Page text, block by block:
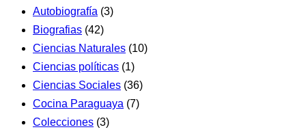
Autobiografía (3)
Biografias (42)
Ciencias Naturales (10)
Ciencias políticas (1)
Ciencias Sociales (36)
Cocina Paraguaya (7)
Colecciones (3)